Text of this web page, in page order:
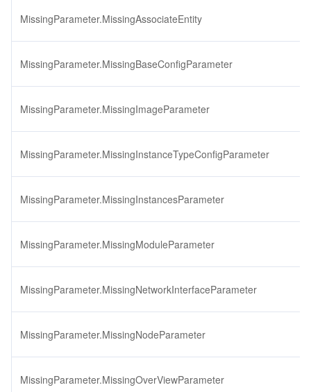
MissingParameter.MissingAssociateEntity
MissingParameter.MissingBaseConfigParameter
MissingParameter.MissingImageParameter
MissingParameter.MissingInstanceTypeConfigParameter
MissingParameter.MissingInstancesParameter
MissingParameter.MissingModuleParameter
MissingParameter.MissingNetworkInterfaceParameter
MissingParameter.MissingNodeParameter
MissingParameter.MissingOverViewParameter